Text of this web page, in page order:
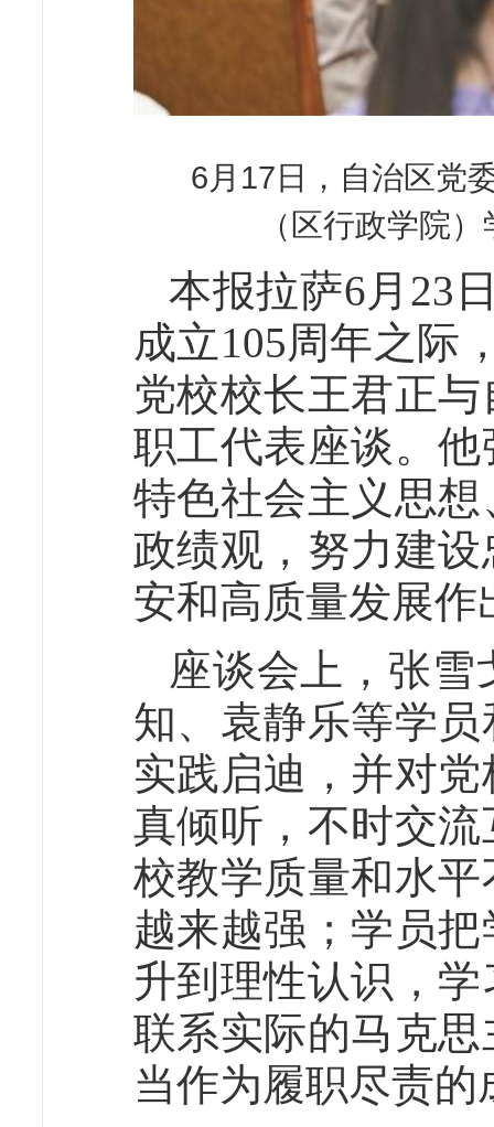
6月17日，自治区党
（区行政学院
本报拉萨6月23
成立105周年之际
党校校长王君正
职工代表座谈。
特色社会主义思
政绩观，努力建
安和高质量发展作
座谈会上，张
知、袁静乐等学
实践启迪，并对
真倾听，不时交
校教学质量和水
越来越强；学员
升到理性认识，
联系实际的马克
当作为履职尽责